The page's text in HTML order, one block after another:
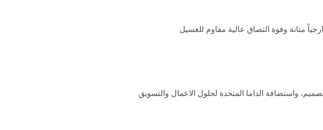
متانة وقوة التصاق عالية مقاوم للغسيل